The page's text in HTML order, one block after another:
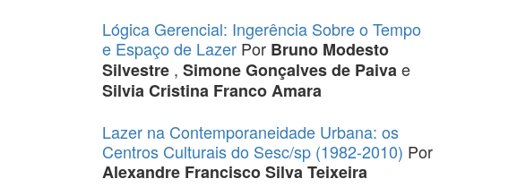
Lógica Gerencial: Ingerência Sobre o Tempo
e Espaço de Lazer Por Bruno Modesto
Silvestre, Simone Gonçalves de Paiva e
Silvia Cristina Franco Amara
Lazer na Contemporaneidade Urbana: os
Centros Culturais do Sesc/sp (1982-2010) Por
Alexandre Francisco Silva Teixeira